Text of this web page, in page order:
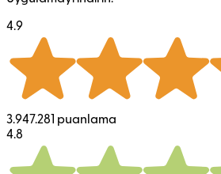
4.9
3.947.281 puanlama
4.8